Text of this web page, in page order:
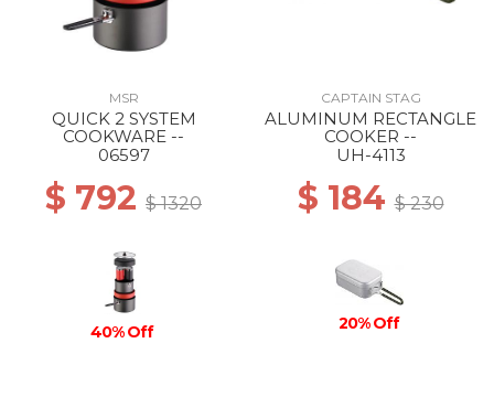
MSR
QUICK 2 SYSTEM
COOKWARE --
06597
$ 792 $ 1320
40% Off
CAPTAIN STAG
ALUMINUM RECTANGLE
COOKER --
UH-4113
$ 184$ 230
20% Off